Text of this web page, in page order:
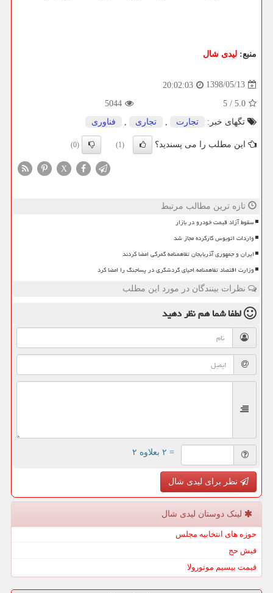
منبع: لیدی شال
1398/05/13
20:02:03
5.0
/
5
5044
تگهای خبر:
تجارت , تجاری , فناوری
این مطلب را می پسندید؟ (1)
(0)
X
تازه ترین مطالب مرتبط
سقوط آزاد قیمت خودرو در بازار
واردات اتوبوس کارکرده مجاز شد
ایران و جمهوری آذربایجان تفاهمنامه گمرکی امضا کردند
وزارت اقتصاد تفاهمنامه احیای گردشگری در پساجنگ را امضا کرد
نظرات بینندگان در مورد این مطلب
لطفا شما همنظر دهید
= ۲ بعلاوه ۲
نظر برای لیدی شال
لینک دوستان لیدی شال
حوزه های انتخابیه مجلس
فیش حج
قیمت بیسیم موتورولا